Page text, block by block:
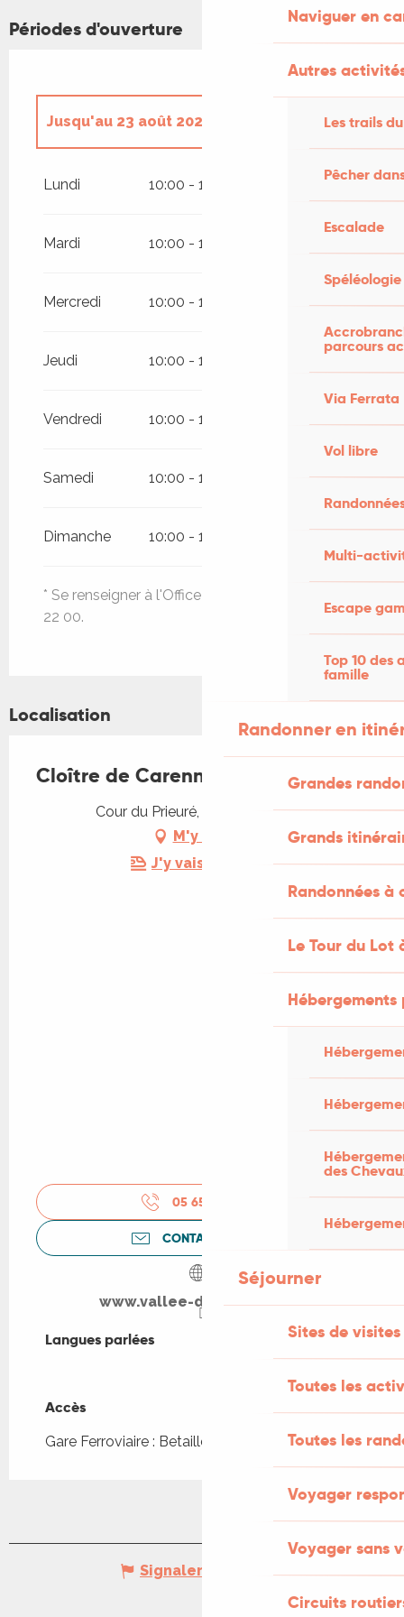
Naviguer en
Autres
Les trails
Pêcher
Escalade
Spéléologie
parcours
Via Ferrata
Vol libre
Multi-
Escape
Top 10 des
famille
Randonner en
Grandes
Grands
Randonnées
Le Tour du Lot
des
Séjourner
Sites de visites
Toutes les
Toutes les
Voyager
Voyager sans
Circuits
Périodes d'ouverture
Jusqu'au 23 août 2026
Lundi 10:00 - 13:00 14:00 - 19:00
Mardi 10:00 - 13:00
Mercredi 10:00 - 13:00 14:00 - 19:00
Jeudi 10:00 - 13:00
Vendredi 10:00 - 13:00
Samedi 10:00 - 13:00 14:00 - 19:00
Dimanche 10:00 - 13:00
* Se renseigner à l'Office de Tourisme : 05 65 33
22 00.
Localisation
Cloître de Carennac
Cour du Prieuré, 46110 Carennac
M'y rendre
J'y vais en train !
05 65 33 22
CONTACTEZ-NOUS
www.vallee-dordogne.com
Langues parlées
Langues parlées
Accès
Accès
Gare Ferroviaire : Betaille à 5km
Signaler une erreur